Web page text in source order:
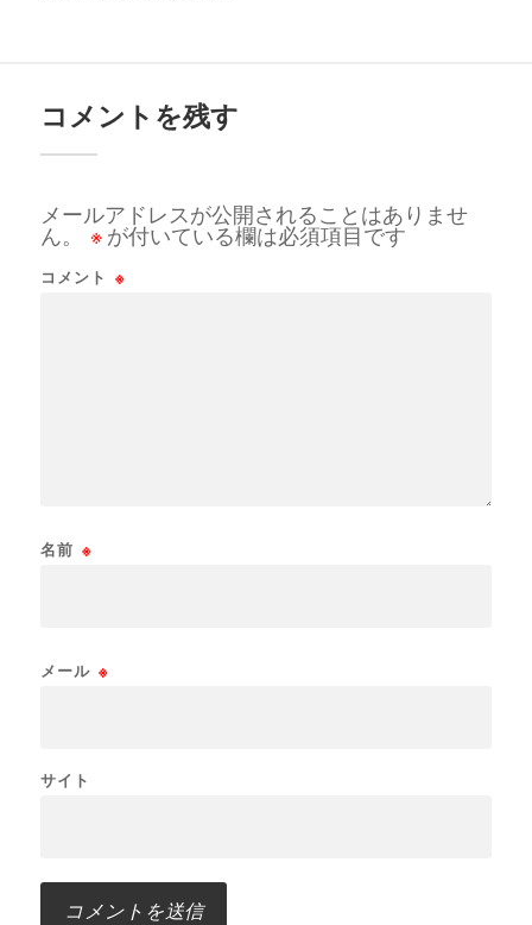
コメントを残す
メールアドレスが公開されることはありませ
ん。
※ が付いている欄は必須項目です
コメント ※
名前 ※
メール ※
サイト